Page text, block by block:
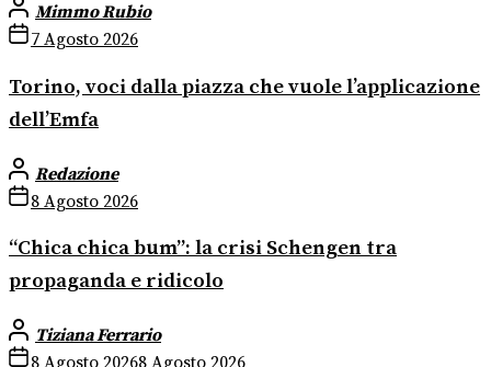
Mimmo Rubio
7 Agosto 2026
Torino, voci dalla piazza che vuole l’applicazione
dell’Emfa
Redazione
8 Agosto 2026
“Chica chica bum”: la crisi Schengen tra
propaganda e ridicolo
Tiziana Ferrario